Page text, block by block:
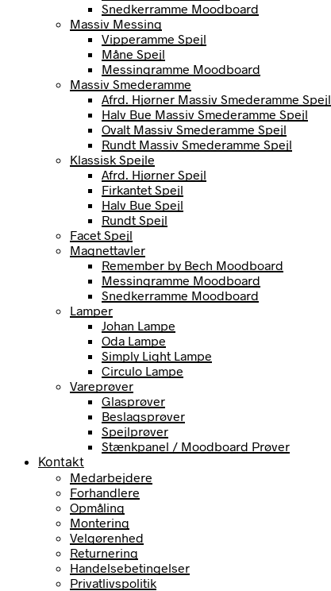
Snedkerramme Moodboard
Massiv Messing
Vipperamme Spejl
Måne Spejl
Messingramme Moodboard
Massiv Smederamme
Afrd. Hjørner Massiv Smederamme Spejl
Halv Bue Massiv Smederamme Spejl
Ovalt Massiv Smederamme Spejl
Rundt Massiv Smederamme Spejl
Klassisk Spejle
Afrd. Hjørner Spejl
Firkantet Spejl
Halv Bue Spejl
Rundt Spejl
Facet Spejl
Magnettavler
Remember by Bech Moodboard
Messingramme Moodboard
Snedkerramme Moodboard
Lamper
Johan Lampe
Oda Lampe
Simply Light Lampe
Circulo Lampe
Vareprøver
Glasprøver
Beslagsprøver
Spejlprøver
Stænkpanel / Moodboard Prøver
Kontakt
Medarbejdere
Forhandlere
Opmåling
Montering
Velgørenhed
Returnering
Handelsebetingelser
Privatlivspolitik